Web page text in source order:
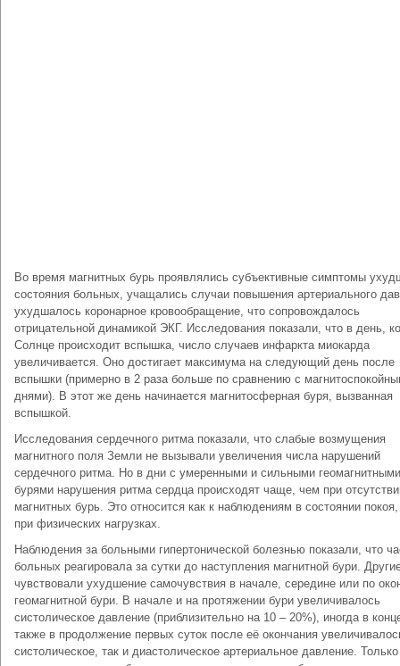
Во время магнитных бурь проявлялись субъективные симптомы
состояния больных, учащались случаи повышения артериального
ухудшалось коронарное кровообращение, что сопровождалось
отрицательной динамикой ЭКГ. Исследования показали, что в день,
Солнце происходит вспышка, число случаев инфаркта миокарда
увеличивается. Оно достигает максимума на следующий день после
вспышки (примерно в 2 раза больше по сравнению с
днями). В этот же день начинается магнитосферная буря, вызванная
вспышкой.
Исследования сердечного ритма показали, что слабые возмущения
магнитного поля Земли не вызывали увеличения числа нарушений
сердечного ритма. Но в дни с умеренными и сильными геомагнитными
бурями нарушения ритма сердца происходят чаще, чем при
магнитных бурь. Это относится как к наблюдениям в состоянии покоя,
при физических нагрузках.
Наблюдения за больными гипертонической болезнью показали, что
больных реагировала за сутки до наступления магнитной бури.
чувствовали ухудшение самочувствия в начале, середине или по
геомагнитной бури. В начале и на протяжении бури увеличивалось
систолическое давление (приблизительно на 10 – 20%), иногда в
также в продолжение первых суток после её окончания
систолическое, так и диастолическое артериальное давление.